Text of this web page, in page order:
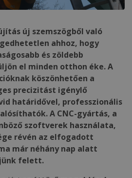
új szemszögből való
ahhoz, hogy
és zöldebb
el minden otthon éke. A
köszönhetően a
precizitást igénylő
határidővel, professzionális
A CNC-gyártás, a
szoftverek használata,
révén az elfogadott
már néhány nap alatt
felett.